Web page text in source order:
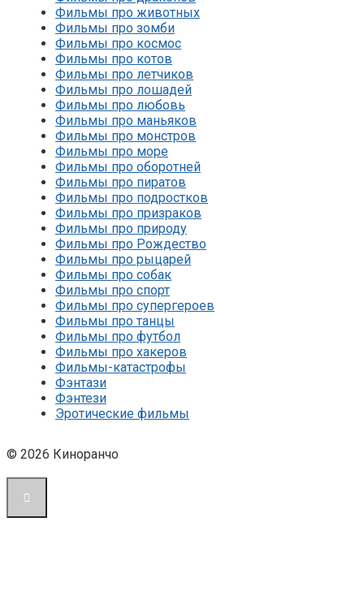
Фильмы про животных
Фильмы про зомби
Фильмы про космос
Фильмы про котов
Фильмы про летчиков
Фильмы про лошадей
Фильмы про любовь
Фильмы про маньяков
Фильмы про монстров
Фильмы про море
Фильмы про оборотней
Фильмы про пиратов
Фильмы про подростков
Фильмы про призраков
Фильмы про природу
Фильмы про Рождество
Фильмы про рыцарей
Фильмы про собак
Фильмы про спорт
Фильмы про супергероев
Фильмы про танцы
Фильмы про футбол
Фильмы про хакеров
Фильмы-катастрофы
Фэнтази
Фэнтези
Эротические фильмы
© 2026 Киноранчо